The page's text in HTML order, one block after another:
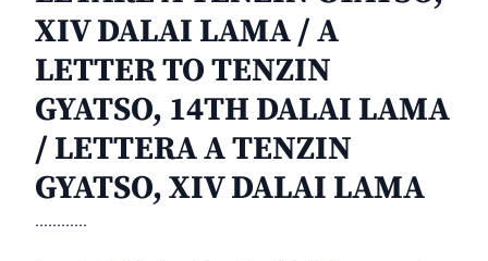
XIV DALAI LAMA / A
LETTER TO TENZIN
GYATSO, 14TH DALAI LAMA
/ LETTERA A TENZIN
GYATSO, XIV DALAI LAMA
............